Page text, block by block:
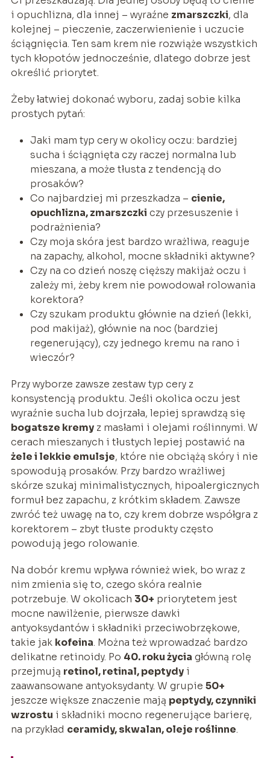
i opuchlizna, dla innej – wyraźne zmarszczki, dla
kolejnej – pieczenie, zaczerwienienie i uczucie
ściągnięcia. Ten sam krem nie rozwiąże wszystkich
tych kłopotów jednocześnie, dlatego dobrze jest
określić priorytet.
Żeby łatwiej dokonać wyboru, zadaj sobie kilka
prostych pytań:
Jaki mam typ cery w okolicy oczu: bardziej
sucha i ściągnięta czy raczej normalna lub
mieszana, a może tłusta z tendencją do
prosaków?
Co najbardziej mi przeszkadza – cienie,
opuchlizna, zmarszczki czy przesuszenie i
podrażnienia?
Czy moja skóra jest bardzo wrażliwa, reaguje
na zapachy, alkohol, mocne składniki aktywne?
Czy na co dzień noszę cięższy makijaż oczu i
zależy mi, żeby krem nie powodował rolowania
korektora?
Czy szukam produktu głównie na dzień (lekki,
pod makijaż), głównie na noc (bardziej
regenerujący), czy jednego kremu na rano i
wieczór?
Przy wyborze zawsze zestaw typ cery z
konsystencją produktu. Jeśli okolica oczu jest
wyraźnie sucha lub dojrzała, lepiej sprawdzą się
bogatsze kremyz masłami i olejami roślinnymi. W
cerach mieszanych i tłustych lepiej postawić na
żele i lekkie emulsje, które nie obciążą skóry i nie
spowodują prosaków. Przy bardzo wrażliwej
skórze szukaj minimalistycznych, hipoalergicznych
formuł bez zapachu, z krótkim składem. Zawsze
zwróć też uwagę na to, czy krem dobrze współgra z
korektorem – zbyt tłuste produkty często
powodują jego rolowanie.
Na dobór kremu wpływa również wiek, bo wraz z
nim zmienia się to, czego skóra realnie
potrzebuje. W okolicach 30+ priorytetem jest
mocne nawilżenie, pierwsze dawki
antyoksydantów i składniki przeciwobrzękowe,
takie jak kofeina. Można też wprowadzać bardzo
delikatne retinoidy. Po 40. roku życia główną rolę
przejmują retinol, retinal, peptydyi
zaawansowane antyoksydanty. W grupie 50+
jeszcze większe znaczenie mają peptydy, czynniki
wzrostu i składniki mocno regenerujące barierę,
na przykład ceramidy, skwalan, oleje roślinne.